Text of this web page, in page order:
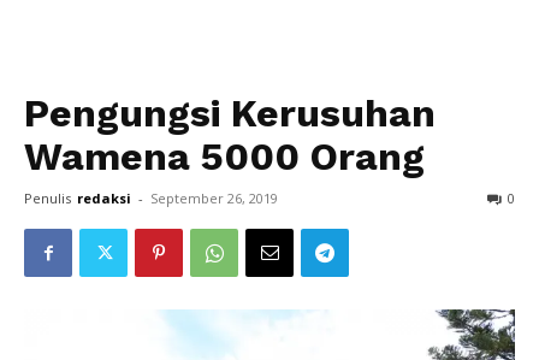
Pengungsi Kerusuhan
Wamena 5000 Orang
Penulis redaksi - September 26, 2019 0